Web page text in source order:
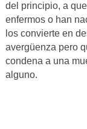
del principio, a
enfermos o han
los convierte en
avergüenza pero
condena a una
alguno.